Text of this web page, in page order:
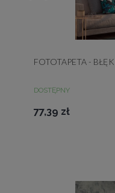
FOTOTAPETA -
DOSTĘPNY
77,39 zł